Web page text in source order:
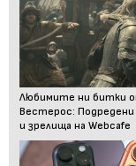
Любимите ни битки
Вестерос: Подредени
и зрелища на Webcafe